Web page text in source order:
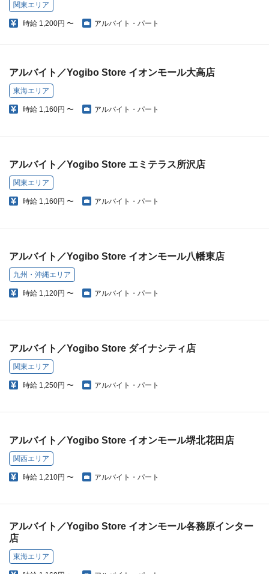
関東エリア
時給 1,200円 〜 アルバイト・パート
アルバイト／Yogibo Store イオンモール大高店
東海エリア
時給 1,160円 〜 アルバイト・パート
アルバイト／Yogibo Store エミテラス所沢店
関東エリア
時給 1,160円 〜 アルバイト・パート
アルバイト／Yogibo Store イオンモール八幡東店
九州・沖縄エリア
時給 1,120円 〜 アルバイト・パート
アルバイト／Yogibo Store ダイナシティ店
関東エリア
時給 1,250円 〜 アルバイト・パート
アルバイト／Yogibo Store イオンモール堺北花田店
関西エリア
時給 1,210円 〜 アルバイト・パート
アルバイト／Yogibo Store イオンモール各務原インター
店
東海エリア